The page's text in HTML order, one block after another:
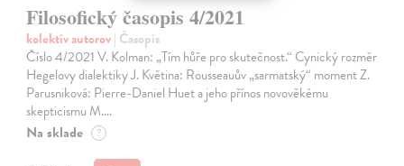
Filosofický časopis 4/2021
kolektív autorov| Časopis
Číslo 4/2021 V. Kolman: „Tím hůře pro skutečnost.“ Cynický rozměr
Hegelovy dialektiky J. Květina: Rousseauův „sarmatský“ moment Z.
Parusniková: Pierre-Daniel Huet a jeho přínos novověkému
skepticismu M.…
Na sklade ?